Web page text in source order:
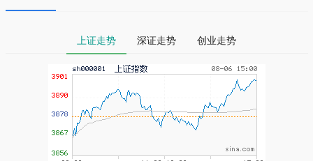
上证走势 深证走势 创业走势